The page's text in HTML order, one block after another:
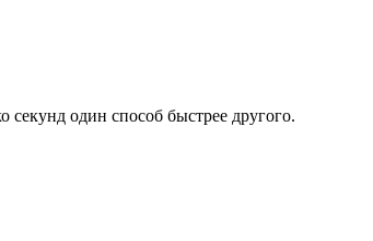
один способ быстрее другого.